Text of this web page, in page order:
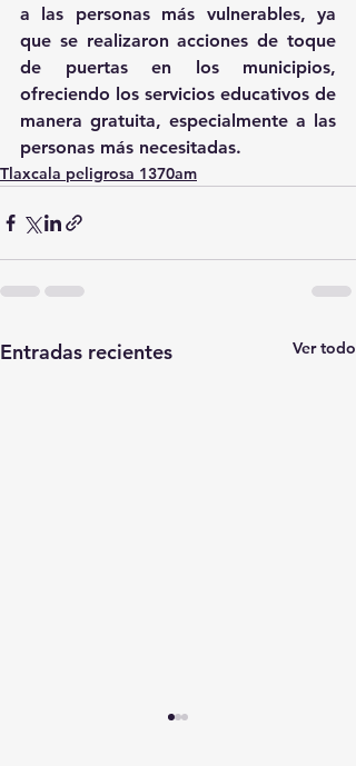
a las personas más vulnerables, ya
que se realizaron acciones de toque
de puertas en los municipios,
ofreciendo los servicios educativos de
manera gratuita, especialmente a las
personas más necesitadas.
Tlaxcala peligrosa 1370am
Entradas recientes Ver todo